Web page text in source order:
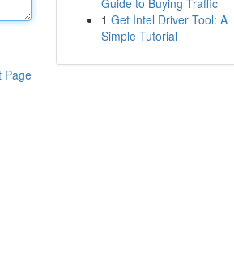
Page
Guide to Buying Traffic
1 Get Intel Driver Tool: A
Simple Tutorial